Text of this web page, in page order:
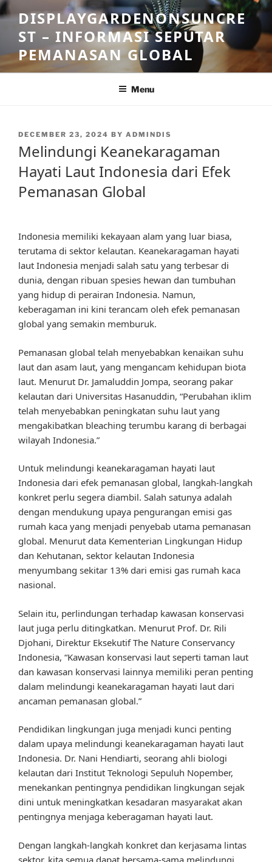
Skip
to
content
DISPLAYGARDENONSUNCRE
ST – INFORMASI SEPUTAR
PEMANASAN GLOBAL
Menu
POSTED
DECEMBER 23, 2024 BY ADMINDIS
Melindungi Keanekaragaman
Hayati Laut Indonesia dari Efek
Pemanasan Global
Indonesia memiliki kekayaan alam yang luar biasa,
terutama di sektor kelautan. Keanekaragaman hayati
laut Indonesia menjadi salah satu yang terbesar di
dunia, dengan ribuan spesies hewan dan tumbuhan
yang hidup di perairan Indonesia. Namun,
keberagaman ini kini terancam oleh efek pemanasan
global yang semakin memburuk.
Pemanasan global telah menyebabkan kenaikan suhu
laut dan asam laut, yang mengancam kehidupan biota
laut. Menurut Dr. Jamaluddin Jompa, seorang pakar
kelautan dari Universitas Hasanuddin, “Perubahan iklim
telah menyebabkan peningkatan suhu laut yang
mengakibatkan bleaching terumbu karang di berbagai
wilayah Indonesia.”
Untuk melindungi keanekaragaman hayati laut
Indonesia dari efek pemanasan global, langkah-langkah
konkret perlu segera diambil. Salah satunya adalah
dengan mendukung upaya pengurangan emisi gas
rumah kaca yang menjadi penyebab utama pemanasan
global. Menurut data Kementerian Lingkungan Hidup
dan Kehutanan, sektor kelautan Indonesia
menyumbang sekitar 13% dari emisi gas rumah kaca
nasional.
Selain itu, perlindungan terhadap kawasan konservasi
laut juga perlu ditingkatkan. Menurut Prof. Dr. Rili
Djohani, Direktur Eksekutif The Nature Conservancy
Indonesia, “Kawasan konservasi laut seperti taman laut
dan kawasan konservasi lainnya memiliki peran penting
dalam melindungi keanekaragaman hayati laut dari
ancaman pemanasan global.”
Pendidikan lingkungan juga menjadi kunci penting
dalam upaya melindungi keanekaragaman hayati laut
Indonesia. Dr. Nani Hendiarti, seorang ahli biologi
kelautan dari Institut Teknologi Sepuluh Nopember,
menekankan pentingnya pendidikan lingkungan sejak
dini untuk meningkatkan kesadaran masyarakat akan
pentingnya menjaga keberagaman hayati laut.
Dengan langkah-langkah konkret dan kerjasama lintas
sektor, kita semua dapat bersama-sama melindungi